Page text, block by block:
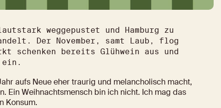
weggepustet und Hamburg zu
Der November, samt Laub, flog
schenken bereits Glühwein aus und
ein.
aufs Neue eher traurig und melancholisch macht,
Ein Weihnachtsmensch bin ich nicht. Ich mag das
Konsum.